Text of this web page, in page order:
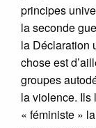
principes
la seconde
la Déclaration
chose est
groupes
la violence. Ils
« féministe »